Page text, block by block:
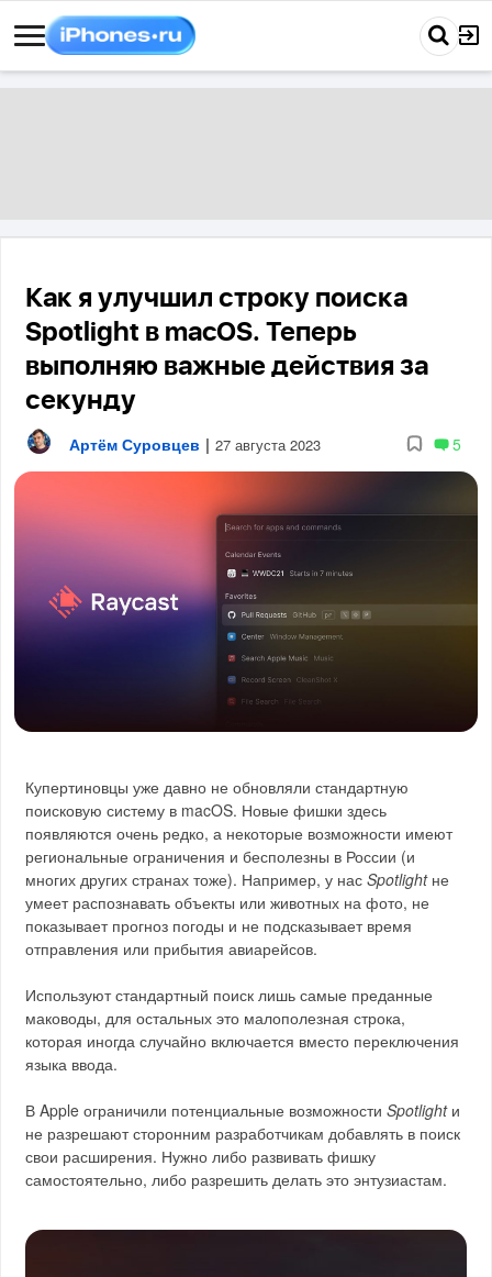
Как я улучшил строку поиска
Spotlight в macOS. Теперь
выполняю важные действия за
секунду
Артём Суровцев | 27 августа 2023 5
Купертиновцы уже давно не обновляли стандартную
поисковую систему в macOS. Новые фишки здесь
появляются очень редко, а некоторые возможности имеют
региональные ограничения и бесполезны в России (и
многих других странах тоже). Например, у насSpotlightне
умеет распознавать объекты или животных на фото, не
показывает прогноз погоды и не подсказывает время
отправления или прибытия авиарейсов.
Используют стандартный поиск лишь самые преданные
маководы, для остальных это малополезная строка,
которая иногда случайно включается вместо переключения
языка ввода.
В Apple ограничили потенциальные возможностиSpotlightи
не разрешают сторонним разработчикам добавлять в поиск
свои расширения. Нужно либо развивать фишку
самостоятельно, либо разрешить делать это энтузиастам.